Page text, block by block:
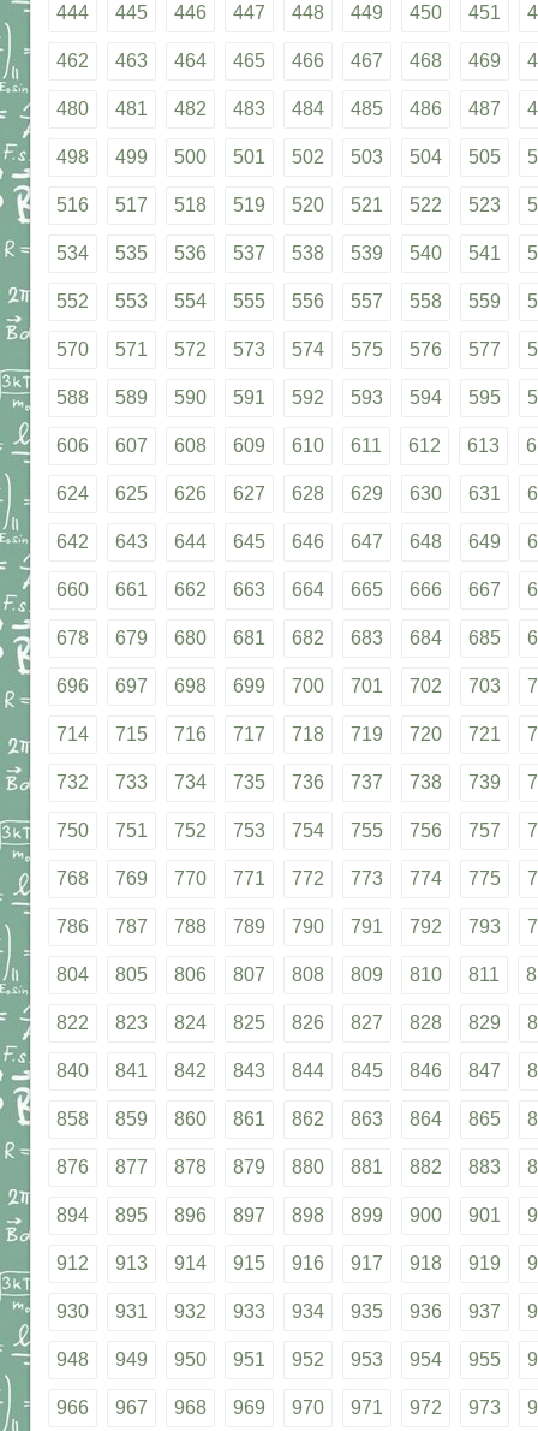
444 445 446 447 448 449 450 451
462 463 464 465 466 467 468 469
480 481 482 483 484 485 486 487
498 499 500 501 502 503 504 505
516 517 518 519 520 521 522 523
534 535 536 537 538 539 540 541
552 553 554 555 556 557 558 559
570 571 572 573 574 575 576 577
588 589 590 591 592 593 594 595
606 607 608 609 610 611 612 613
624 625 626 627 628 629 630 631
642 643 644 645 646 647 648 649
660 661 662 663 664 665 666 667
678 679 680 681 682 683 684 685
696 697 698 699 700 701 702 703
714 715 716 717 718 719 720 721
732 733 734 735 736 737 738 739
750 751 752 753 754 755 756 757
768 769 770 771 772 773 774 775
786 787 788 789 790 791 792 793
804 805 806 807 808 809 810 811
822 823 824 825 826 827 828 829
840 841 842 843 844 845 846 847
858 859 860 861 862 863 864 865
876 877 878 879 880 881 882 883
894 895 896 897 898 899 900 901
912 913 914 915 916 917 918 919
930 931 932 933 934 935 936 937
948 949 950 951 952 953 954 955
966 967 968 969 970 971 972 973